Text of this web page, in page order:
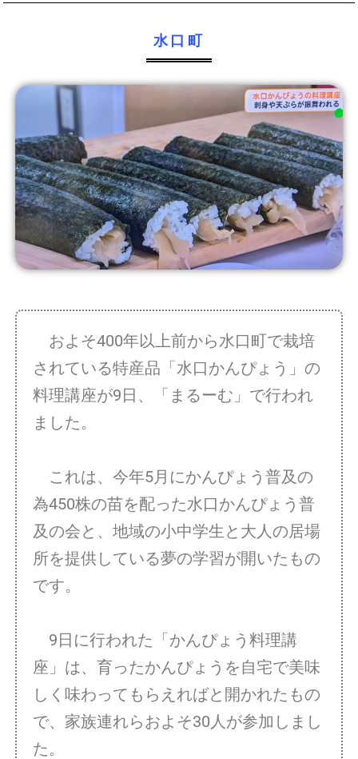
水口町
およそ400年以上前から水口町で栽培
されている特産品「水口かんぴょう」の
料理講座が9日、「まるーむ」で行われ
ました。
これは、今年5月にかんぴょう普及の
為450株の苗を配った水口かんぴょう普
及の会と、地域の小中学生と大人の居場
所を提供している夢の学習が開いたもの
です。
9日に行われた「かんぴょう料理講
座」は、育ったかんぴょうを自宅で美味
しく味わってもらえればと開かれたもの
で、家族連れらおよそ30人が参加しまし
た。